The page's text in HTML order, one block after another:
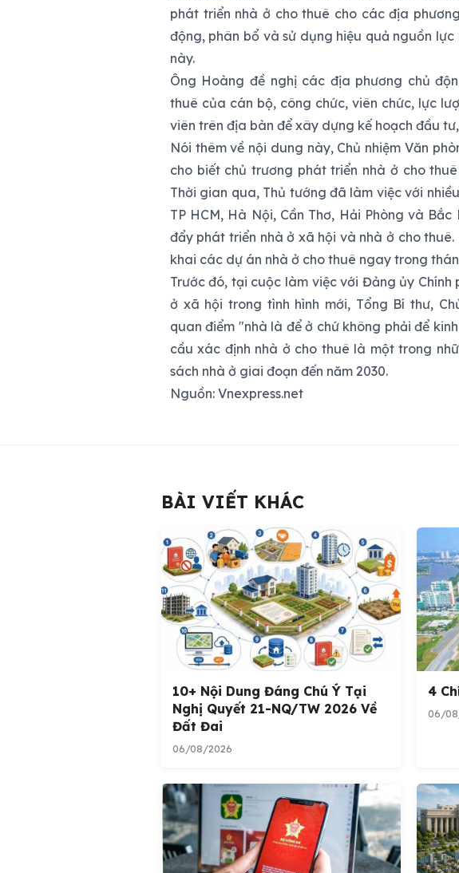
phát triển nhà ở cho thuê cho các địa
động, phân bổ và sử dụng hiệu quả nguồn
này.
Ông Hoàng đề nghị các địa phương chủ
thuê của cán bộ, công chức, viên chức, lực
viên trên địa bàn để xây dựng kế hoạch đầu
Nói thêm về nội dung này, Chủ nhiệm Văn
cho biết chủ trương phát triển nhà ở cho
Thời gian qua, Thủ tướng đã làm việc với
TP HCM, Hà Nội, Cần Thơ, Hải Phòng và
đẩy phát triển nhà ở xã hội và nhà ở cho
khai các dự án nhà ở cho thuê ngay trong
Trước đó, tại cuộc làm việc với Đảng ủy
ở xã hội trong tình hình mới, Tổng Bí thư,
quan điểm "nhà là để ở chứ không phải để
cầu xác định nhà ở cho thuê là một trong
sách nhà ở giai đoạn đến năm 2030.
Nguồn: Vnexpress.net
BÀI VIẾT KHÁC
10+ Nội Dung Đáng Chú Ý Tại
Nghị Quyết 21-NQ/TW 2026 Về
Đất Đai
06/08/2026
4
06/